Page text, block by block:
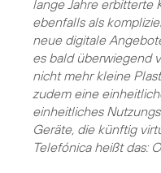
lange Jahre erbitterte
ebenfalls als
neue digitale
es bald überwiegend
nicht mehr kleine
zudem eine
einheitliches
Geräte, die künftig
Telefónica heißt das: